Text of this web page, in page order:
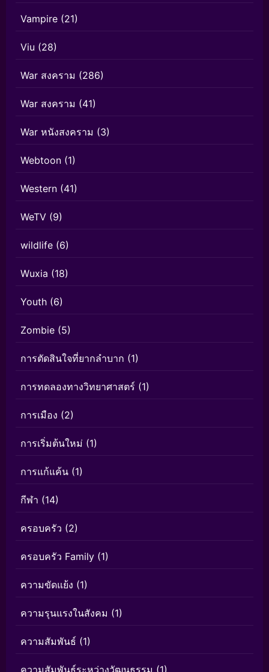
Vampire (21)
Viu (28)
War สงคราม (286)
War สงคราม (41)
War หนังสงคราม (3)
Webtoon (1)
Western (41)
WeTV (9)
wildlife (6)
Wuxia (18)
Youth (6)
Zombie (5)
การตัดสินใจที่ยากลำบาก (1)
การทดลองทางวิทยาศาสตร์ (1)
การเมือง (2)
การเริ่มต้นใหม่ (1)
การแก้แค้น (1)
กีฬา (14)
ครอบครัว (2)
ครอบครัว Family (1)
ความขัดแย้ง (1)
ความรุนแรงในสังคม (1)
ความสัมพันธ์ (1)
ความสัมพันธ์ระหว่างวัฒนธรรม (1)